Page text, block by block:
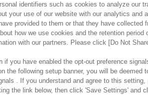
食品のご
identifiers such as cookies to analyze our
your use of our website with our analytics and
provided to them or that they have
how we use cookies and the retention
with our partners. Please click [Do Not
if you have enabled the opt-out preference
the following setup banner, you will be
. If you understand and agree to this
the link below, then click 'Save Settings' and